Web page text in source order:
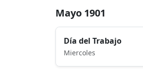
Mayo 1901
Día del Trabajo
Miercoles